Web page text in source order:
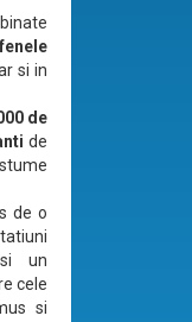
si in
de
de
de o
un
cele
si